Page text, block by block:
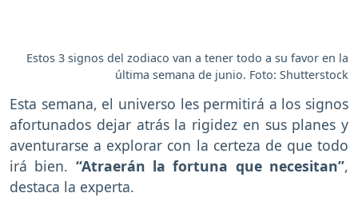
Estos 3 signos del zodiaco van a tener todo a su favor en la
última semana de junio. Foto: Shutterstock
Esta semana, el universo les permitirá a los signos
afortunados dejar atrás la rigidez en sus planes y
aventurarse a explorar con la certeza de que todo
irá bien. “Atraerán la fortuna que necesitan”,
destaca la experta.